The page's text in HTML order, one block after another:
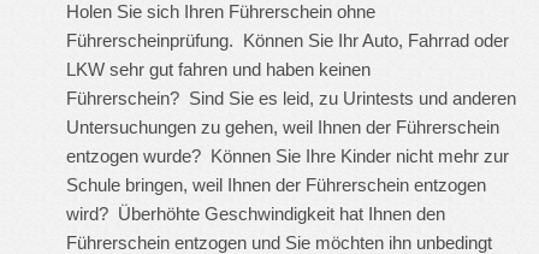
Holen Sie sich Ihren Führerschein ohne
Führerscheinprüfung. Können Sie Ihr Auto, Fahrrad oder
LKW sehr gut fahren und haben keinen
Führerschein? Sind Sie es leid, zu Urintests und anderen
Untersuchungen zu gehen, weil Ihnen der Führerschein
entzogen wurde? Können Sie Ihre Kinder nicht mehr zur
Schule bringen, weil Ihnen der Führerschein entzogen
wird? Überhöhte Geschwindigkeit hat Ihnen den
Führerschein entzogen und Sie möchten ihn unbedingt